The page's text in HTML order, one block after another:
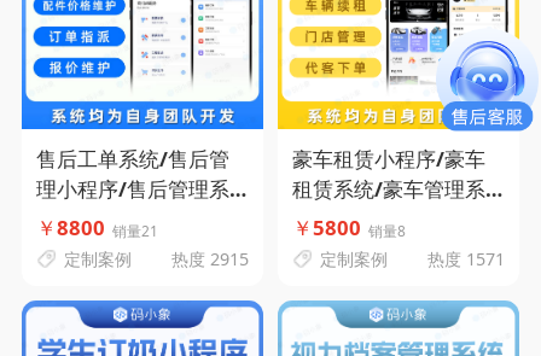
售后工单系统/售后管
理小程序/售后管理系
统-码小象源码
￥8800 销量21
定制案例 热度 2915
豪车租赁小程序/豪车
租赁系统/豪车管理系
统-便捷预约-车辆管理-
车辆续租-门店管理-代
￥5800 销量8
定制案例 热度 1571